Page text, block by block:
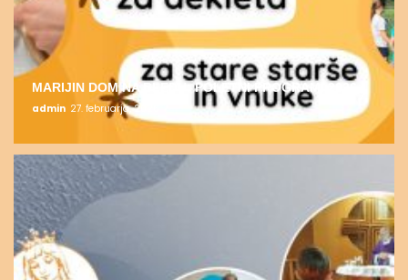
MARIJIN DOM NA BLEDU: POLETNI PROGRAMI 2026
admin 27. februarja, 2026